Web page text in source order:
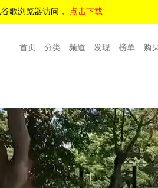
歌浏览器访问， 点击下载
首页 分类 频道 发现 榜单 购